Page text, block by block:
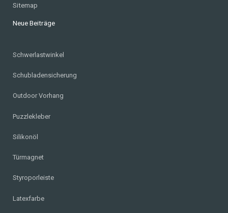
Sitemap
Neue Beiträge
Schwerlastwinkel
Schubladensicherung
Outdoor Vorhang
Puzzlekleber
Silikonöl
Türmagnet
Styroporleiste
Latexfarbe